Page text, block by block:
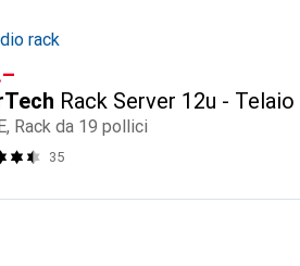
rack
Rack Server 12u -
Rack da 19 pollici
35